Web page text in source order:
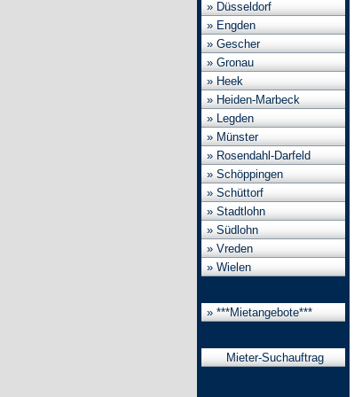
» Düsseldorf
» Engden
» Gescher
» Gronau
» Heek
» Heiden-Marbeck
» Legden
» Münster
» Rosendahl-Darfeld
» Schöppingen
» Schüttorf
» Stadtlohn
» Südlohn
» Vreden
» Wielen
» ***Mietangebote***
Mieter-Suchauftrag